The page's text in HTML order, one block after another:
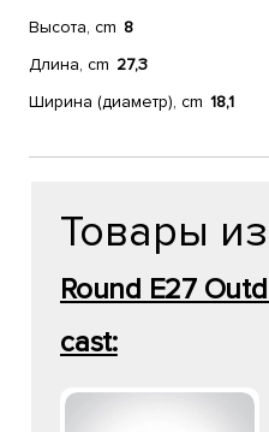
Высота, cm 8
Длина, cm 27,3
Ширина (диаметр), cm 18,1
Товары
Round E27
cast: